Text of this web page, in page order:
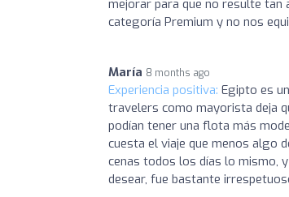
mejorar para que no resulte tan
categoría Premium y no nos
María 8 months ago
Experiencia positiva: Egipto es
travelers como mayorista deja
podían tener una flota más
cuesta el viaje que menos algo
cenas todos los días lo mismo,
desear, fue bastante